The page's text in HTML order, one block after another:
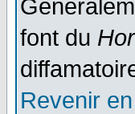
font du
Revenir